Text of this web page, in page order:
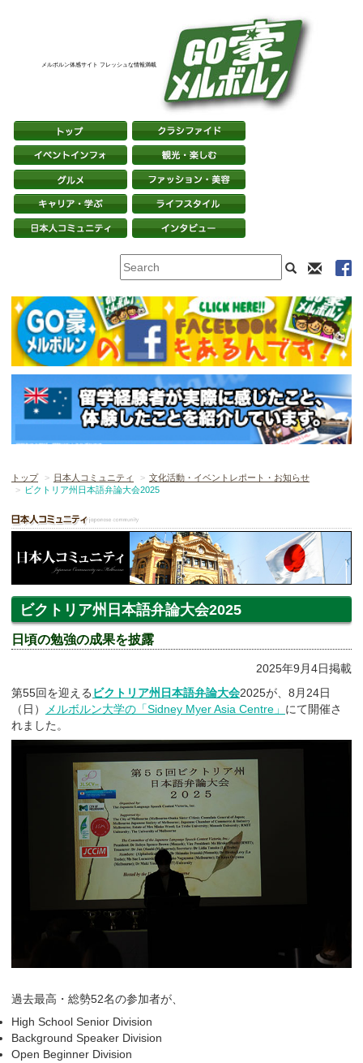
メルボルン体感サイト フレッシュな情報満載
トップ 日本人コミュニティ
文化活動・イベントレポート・お知らせ
ビクトリア州日本語弁論大会2025
ビクトリア州日本語弁論大会2025
日頃の勉強の成果を披露
2025年9月4日掲載
第55回を迎える ビクトリア州日本語弁論大会2025が、8月24日
（日）
メルボルン大学の「Sidney Myer Asia Centre」 にて開催さ
れました。
過去最高・総勢52名の参加者が、
High School Senior Division
Background Speaker Division
Open Beginner Division